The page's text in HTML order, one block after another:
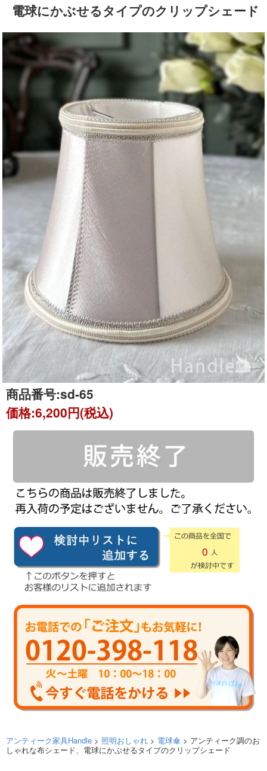
電球にかぶせるタイプのクリップシェード
商品番号:sd-65
価格:6,200円(税込)
0
アンティーク家具Handle > 照明おしゃれ > 電球傘 > アンティーク調のお
しゃれな布シェード、電球にかぶせるタイプのクリップシェード